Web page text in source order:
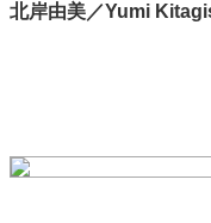
北岸由美／Yumi